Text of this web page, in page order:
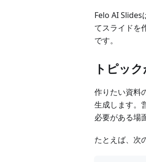
Felo AI Slides
てスライドを
です。
トピッ
作りたい資料
生成します。
必要がある場
たとえば、次